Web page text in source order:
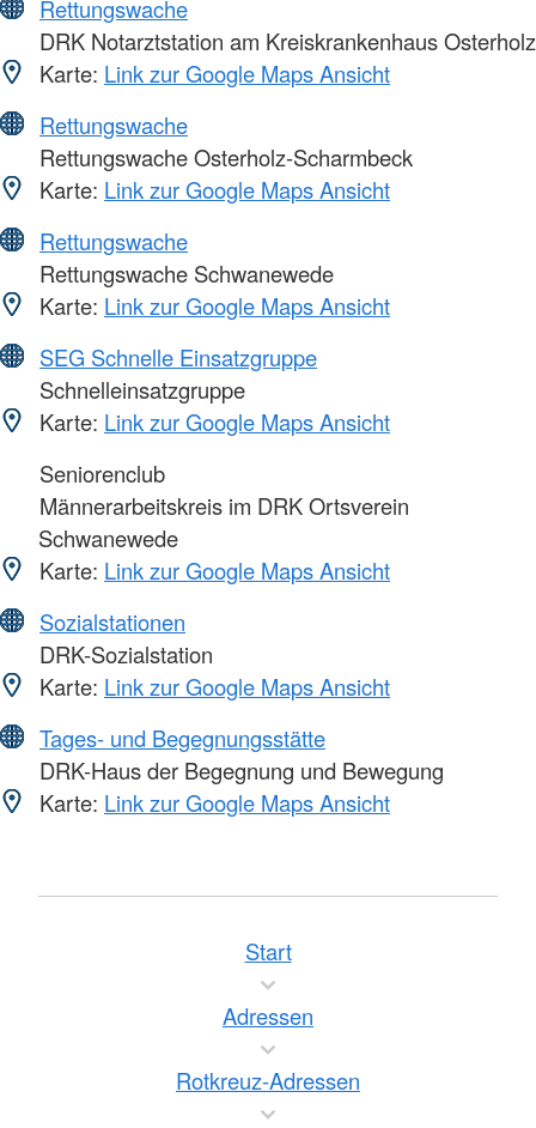
Rettungswache
DRK Notarztstation am Kreiskrankenhaus Osterholz
Karte: Link zur Google Maps Ansicht
Rettungswache
Rettungswache Osterholz-Scharmbeck
Karte: Link zur Google Maps Ansicht
Rettungswache
Rettungswache Schwanewede
Karte: Link zur Google Maps Ansicht
SEG Schnelle Einsatzgruppe
Schnelleinsatzgruppe
Karte: Link zur Google Maps Ansicht
Seniorenclub
Männerarbeitskreis im DRK Ortsverein
Schwanewede
Karte: Link zur Google Maps Ansicht
Sozialstationen
DRK-Sozialstation
Karte: Link zur Google Maps Ansicht
Tages- und Begegnungsstätte
DRK-Haus der Begegnung und Bewegung
Karte: Link zur Google Maps Ansicht
Start
Adressen
Rotkreuz-Adressen